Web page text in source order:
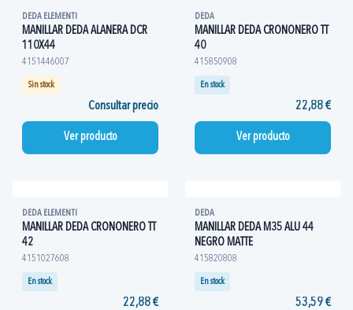
DEDA ELEMENTI
MANILLAR DEDA ALANERA DCR
110X44
4151446007
Sin stock
Consultar precio
Ver producto
DEDA
MANILLAR DEDA CRONONERO TT
40
415850908
En stock
22,88 €
Ver producto
DEDA ELEMENTI
MANILLAR DEDA CRONONERO TT
42
4151027608
En stock
22,88 €
DEDA
MANILLAR DEDA M35 ALU 44
NEGRO MATTE
415820808
En stock
53,59 €